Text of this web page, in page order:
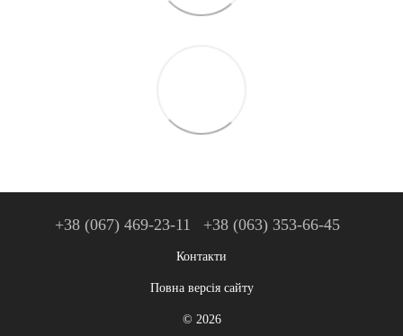
+38 (067) 469-23-11 +38 (063) 353-66-45
Контакти
Повна версія сайту
© 2026